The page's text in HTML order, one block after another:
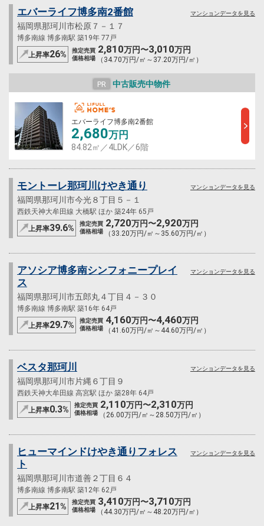
エバーライフ博多南2番館
福岡県那珂川市松原７－１７
博多南線 博多南駅 築19年 77戸
上昇率26%
推定売買
価格相場
2,810万円〜3,010万円
（34.70万円/㎡～37.20万円/㎡）
マンションデータを見る
PR 中古販売中物件
エバーライフ博多南2番館
2,680万円
84.82㎡／4LDK／6階
モントーレ那珂川けやき通り
福岡県那珂川市今光８丁目５－１
西鉄天神大牟田線 大橋駅 ほか 築24年 65戸
上昇率39.6%
推定売買
価格相場
2,720万円〜2,920万円
（33.20万円/㎡～35.60万円/㎡）
マンションデータを見る
アソシア博多南シンフォニープレイ
ス
福岡県那珂川市五郎丸４丁目４－３０
博多南線 博多南駅 築16年 64戸
上昇率29.7%
推定売買
価格相場
4,160万円〜4,460万円
（41.60万円/㎡～44.60万円/㎡）
マンションデータを見る
ベスタ那珂川
福岡県那珂川市片縄６丁目９
西鉄天神大牟田線 高宮駅 ほか 築28年 64戸
上昇率0.3%
推定売買
価格相場
2,110万円〜2,310万円
（26.00万円/㎡～28.50万円/㎡）
マンションデータを見る
ヒューマインドけやき通りフォレス
ト
福岡県那珂川市道善２丁目６４
博多南線 博多南駅 築12年 62戸
上昇率21%
推定売買
価格相場
3,410万円〜3,710万円
（44.30万円/㎡～48.20万円/㎡）
マンションデータを見る